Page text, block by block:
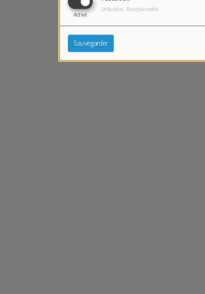
Activé
Utilisation: Fonctionnalité
Sauvegarder